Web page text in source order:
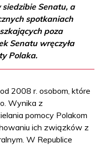
Senatu, a
spotkaniach
poza
Senatu wręczyła
Polaka.
2008 r. osobom, które
Wynika z
pomocy Polakom
ich związków z
W Republice